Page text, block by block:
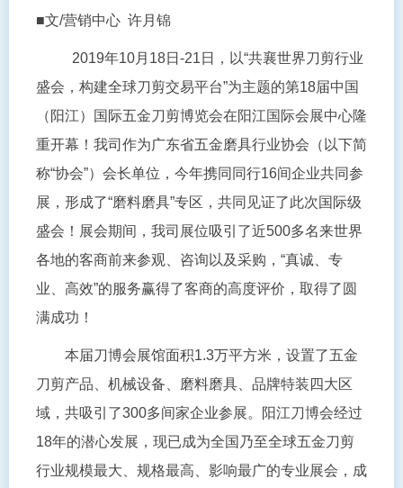
■文/营销中心 许月锦
2019年10月18日 -21日， 以“共襄世界刀剪行业
盛会，构建全球刀剪交易平台”为主题的第18届中国
（阳江）国际五金刀剪博览会在阳江国际会展中心隆
重开幕！我司作为广东省五金磨具行业协会（以下简
称“协会”）会长单位，今年携同同行16间企业共同参
展，形成了“磨料磨具”专区，共同见证了此次国际级
盛会！展会期间，我司展位吸引了近500多名来世界
各地的客商前来参观、咨询以及采购，“真诚、专
业、高效”的服务赢得了客商的高度评价，取得了圆
满成功！
本届刀博会展馆面积1.3万平方米，设置了五金
刀剪产品、机械设备、磨料磨具、品牌特装四大区
域， 共吸引了300多间家企业参展。阳江刀博会经过
18年的潜心发展，现已成为全国乃至全球五金刀剪
行业规模最大、规格最高、影响最广的专业展会，成